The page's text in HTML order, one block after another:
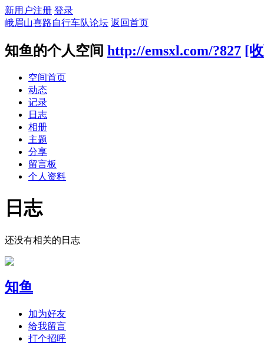
新用户注册 登录
峨眉山喜路自行车队论坛 返回首页
知鱼的个人空间 http://emsxl.com/?827 [
空间首页
动态
记录
日志
相册
主题
分享
留言板
个人资料
日志
还没有相关的日志
知鱼
加为好友
给我留言
打个招呼